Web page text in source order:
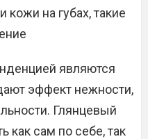
кожи на губах, такие
являются
эффект нежности,
Глянцевый
как сам по себе, так